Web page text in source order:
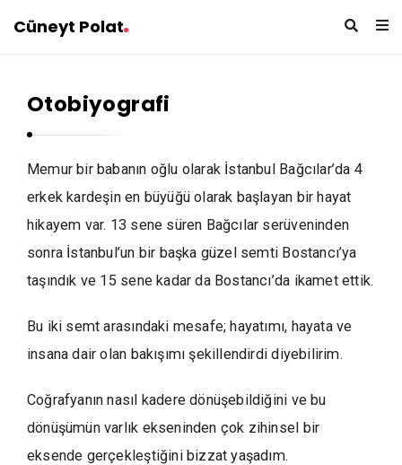
Cüneyt Polat
Otobiyografi
Memur bir babanın oğlu olarak İstanbul Bağcılar’da 4
erkek kardeşin en büyüğü olarak başlayan bir hayat
hikayem var. 13 sene süren Bağcılar serüveninden
sonra İstanbul’un bir başka güzel semti Bostancı’ya
taşındık ve 15 sene kadar da Bostancı’da ikamet ettik.
Bu iki semt arasındaki mesafe; hayatımı, hayata ve
insana dair olan bakışımı şekillendirdi diyebilirim.
Coğrafyanın nasıl kadere dönüşebildiğini ve bu
dönüşümün varlık ekseninden çok zihinsel bir
eksende gerçekleştiğini bizzat yaşadım.